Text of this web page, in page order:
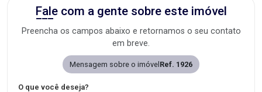
Fale com a gente sobre este imóvel
Preencha os campos abaixo e retornamos o seu contato
em breve.
Mensagem sobre o imóvel Ref. 1926
O que você deseja?